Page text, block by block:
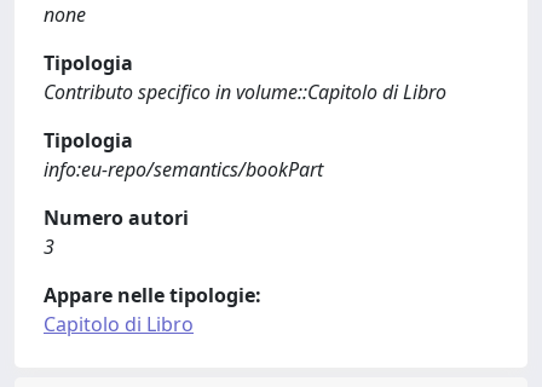
none
Tipologia
Contributo specifico in volume::Capitolo di Libro
Tipologia
info:eu-repo/semantics/bookPart
Numero autori
3
Appare nelle tipologie:
Capitolo di Libro